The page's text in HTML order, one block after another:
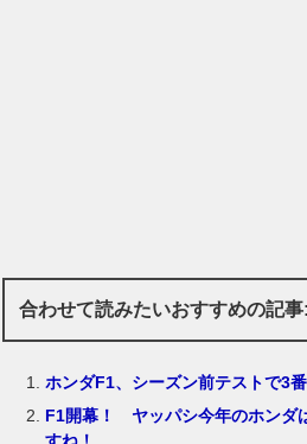
合わせて読みたいおすすめの記事:
ホンダF1、シーズン前テストで3
F1開幕！ ヤッパシ今年のホンダ